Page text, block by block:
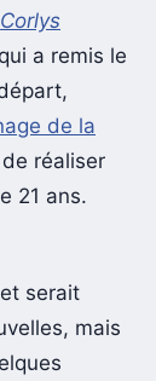
Corlys
a remis le
de la
réaliser
21 ans.
serait
mais